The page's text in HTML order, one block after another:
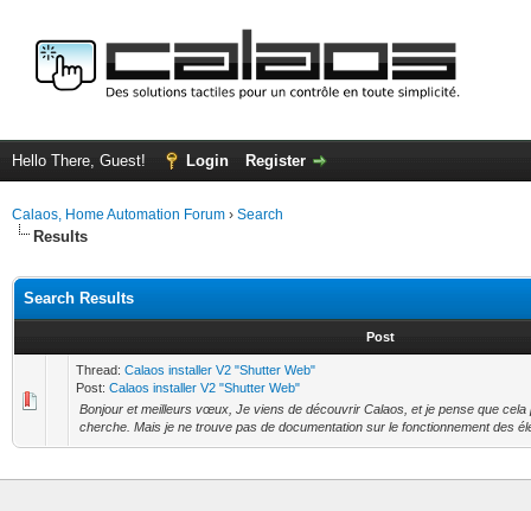
Hello There, Guest! Login Register
Calaos, Home Automation Forum › Search
Results
Search Results
Post
Thread: Calaos installer V2 "Shutter Web"
Post: Calaos installer V2 "Shutter Web"
Bonjour et meilleurs vœux, Je viens de découvrir Calaos, et je pense que
cherche. Mais je ne trouve pas de documentation sur le fonctionnement des